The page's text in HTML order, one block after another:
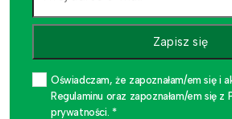
Zapisz się
Oświadczam, że zapoznałam/em się i
Regulaminu oraz zapoznałam/em się z
prywatności. *